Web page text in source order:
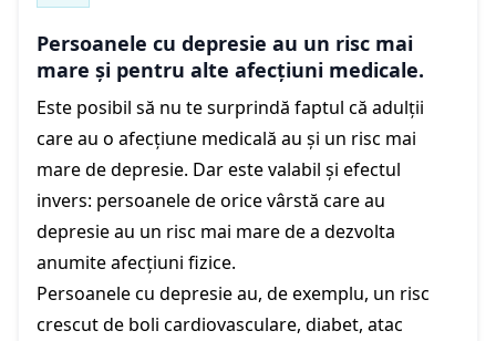
Persoanele cu depresie au un risc mai
mare și pentru alte afecțiuni medicale.
Este posibil să nu te surprindă faptul că adulții
care au o afecțiune medicală au și un risc mai
mare de depresie. Dar este valabil și efectul
invers: persoanele de orice vârstă care au
depresie au un risc mai mare de a dezvolta
anumite afecțiuni fizice.
Persoanele cu depresie au, de exemplu, un risc
crescut de boli cardiovasculare, diabet, atac